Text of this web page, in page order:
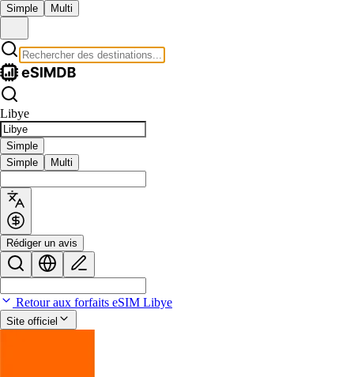
Simple Multi
Libye
Simple
Simple
Multi
Rédiger un avis
Retour aux forfaits eSIM Libye
Site officiel